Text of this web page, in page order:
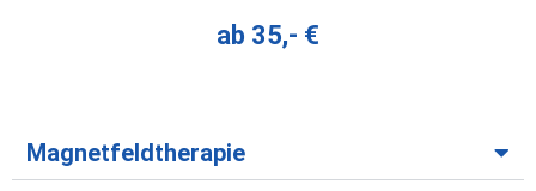
ab 35,- €
Magnetfeldtherapie